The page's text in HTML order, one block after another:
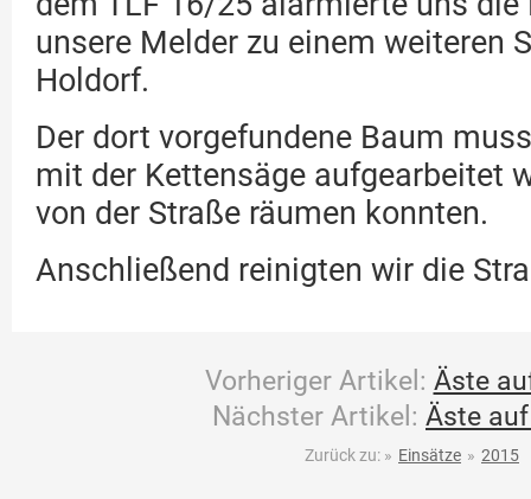
unsere Melder zu einem weiteren
Holdorf.
Der dort vorgefundene Baum
mit der Kettensäge aufgearbeitet
von der Straße räumen konnten.
Anschließend reinigten wir die
Vorheriger Artikel: Äste
Nächster Artikel: Äste
Zurück zu: » Einsätze » 2015